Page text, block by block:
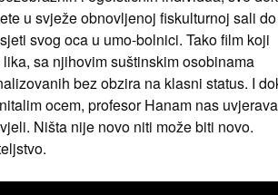
u svježe obnovljenoj fiskulturnoj sali do
svog oca u umo-bolnici. Tako film koji
sa njihovim suštinskim osobinama
bez obzira na klasni status. I
ocem, profesor Hanam nas uvjerava
Ništa nije novo niti može biti novo.